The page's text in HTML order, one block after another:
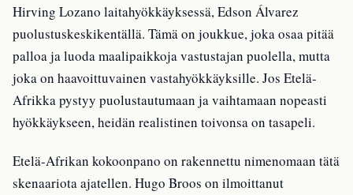
Hirving Lozano laitahyökkäyksessä, Edson Álvarez
puolustuskeskikentällä. Tämä on joukkue, joka osaa pitää
palloa ja luoda maalipaikkoja vastustajan puolella, mutta
joka on haavoittuvainen vastahyökkäyksille. Jos Etelä-
Afrikka pystyy puolustautumaan ja vaihtamaan nopeasti
hyökkäykseen, heidän realistinen toivonsa on tasapeli.
Etelä-Afrikan kokoonpano on rakennettu nimenomaan tätä
skenaariota ajatellen. Hugo Broos on ilmoittanut